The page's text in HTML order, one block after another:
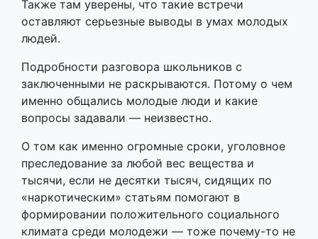
Также там уверены, что такие встречи
оставляют серьезные выводы в умах молодых
людей.
Подробности разговора школьников с
заключенными не раскрываются. Потому о чем
именно общались молодые люди и какие
вопросы задавали — неизвестно.
О том как именно огромные сроки, уголовное
преследование за любой вес вещества и
тысячи, если не десятки тысяч, сидящих по
«наркотическим» статьям помогают в
формировании положительного социального
климата среди молодежи — тоже почему-то не